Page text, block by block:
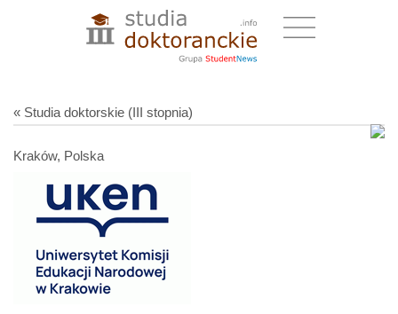
« Studia doktorskie (III stopnia)
Kraków, Polska